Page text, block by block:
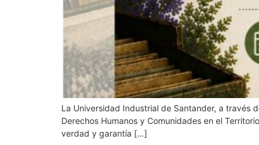
La Universidad Industrial de Santander, a través
Derechos Humanos y Comunidades en el
verdad y garantía […]